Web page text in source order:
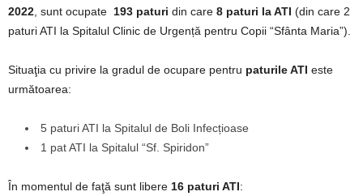
2022 , sunt ocupate 193 paturi din care 8 paturi la ATI (din care 2
paturi ATI la Spitalul Clinic de Urgență pentru Copii “Sfânta Maria”).
Situaţia cu privire la gradul de ocupare pentru paturile ATI este
următoarea:
5 paturi ATI la Spitalul de Boli Infecțioase
1 pat ATI la Spitalul “Sf. Spiridon”
În momentul de faţă sunt libere 16 paturi ATI: